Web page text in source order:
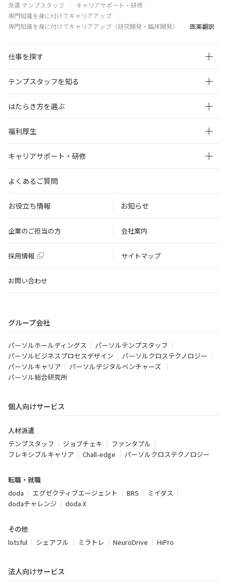
派遣 テンプスタッフ
キャリアサポート・研修
専門知識を身に付けてキャリアアップ
専門知識を身に付けてキャリアアップ（研究開発・臨床開発）
医薬翻訳
仕事を探す
テンプスタッフを知る
はたらき方を選ぶ
福利厚生
キャリアサポート・研修
よくあるご質問
お役立ち情報 お知らせ
企業のご担当の方 会社案内
採用情報 サイトマップ
お問い合わせ
グループ会社
パーソルホールディングス
パーソルテンプスタッフ
パーソルビジネスプロセスデザイン
パーソルクロステクノロジー
パーソルキャリア
パーソルデジタルベンチャーズ
パーソル総合研究所
個人向けサービス
人材派遣
テンプスタッフ
ジョブチェキ
ファンタブル
フレキシブルキャリア
Chall-edge パーソルクロステクノロジー
転職・就職
doda
エグゼクティブエージェント BRS
ミイダス
dodaチャレンジ
doda X
その他
lotsful
シェアフル ミラトレ NeuroDrive HiPro
法人向けサービス